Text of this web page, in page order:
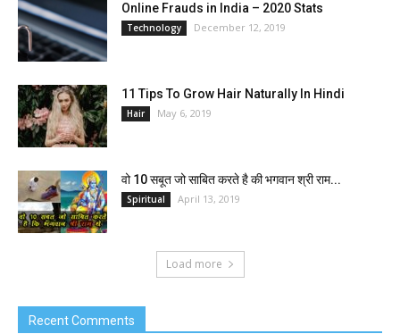
Online Frauds in India – 2020 Stats
Technology December 12, 2019
11 Tips To Grow Hair Naturally In Hindi
Hair May 6, 2019
वो 10 सबूत जो साबित करते है की भगवान श्री राम...
Spiritual April 13, 2019
Load more
Recent Comments